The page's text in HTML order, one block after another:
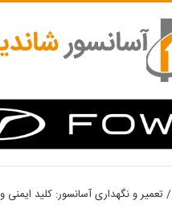
/تعمیر و نگهداری آسانسور: کلید